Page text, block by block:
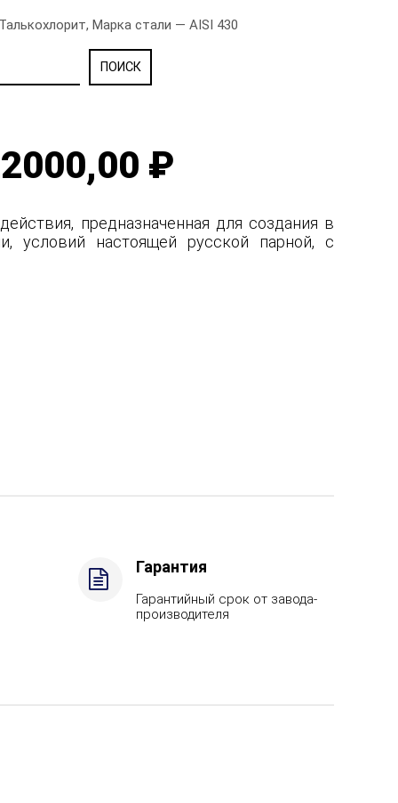
Марка стали — AISI 430
₽
предназначенная для создания в
условий настоящей русской парной, с
Гарантия
Гарантийный срок от завода-
производителя